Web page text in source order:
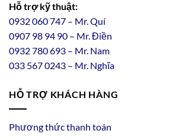
Hỗ trợ kỹ thuật:
0932 060 747 – Mr. Quí
0907 98 94 90 – Mr. Điền
0932780693 – Mr. Nam
033 567 0243 – Mr. Nghĩa
HỖ TRỢ KHÁCH HÀNG
Phương thức thanh toán